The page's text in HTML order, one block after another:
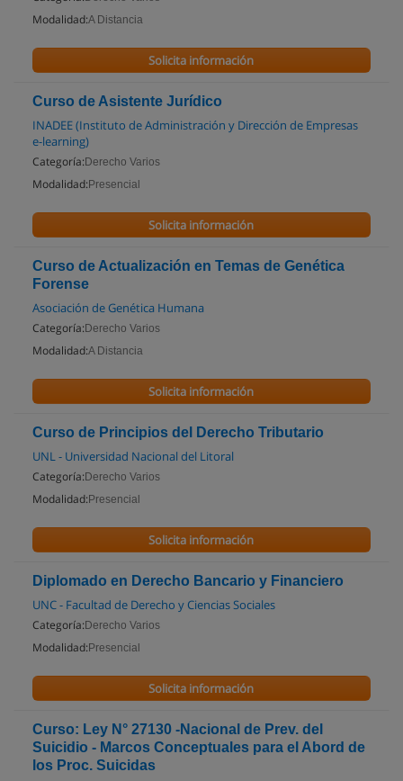
Modalidad:A Distancia
Solicita información
Curso de Asistente Jurídico
INADEE (Instituto de Administración y Dirección de Empresas
e-learning)
Categoría: Derecho Varios
Modalidad: Presencial
Solicita información
Curso de Actualización en Temas de Genética
Forense
Asociación de Genética Humana
Categoría: Derecho Varios
Modalidad:A Distancia
Solicita información
Curso de Principios del Derecho Tributario
UNL - Universidad Nacional del Litoral
Categoría: Derecho Varios
Modalidad: Presencial
Solicita información
Diplomado en Derecho Bancario y Financiero
UNC - Facultad de Derecho y Ciencias Sociales
Categoría: Derecho Varios
Modalidad: Presencial
Solicita información
Curso: Ley N° 27130 -Nacional de Prev. del
Suicidio - Marcos Conceptuales para el Abord de
los Proc. Suicidas